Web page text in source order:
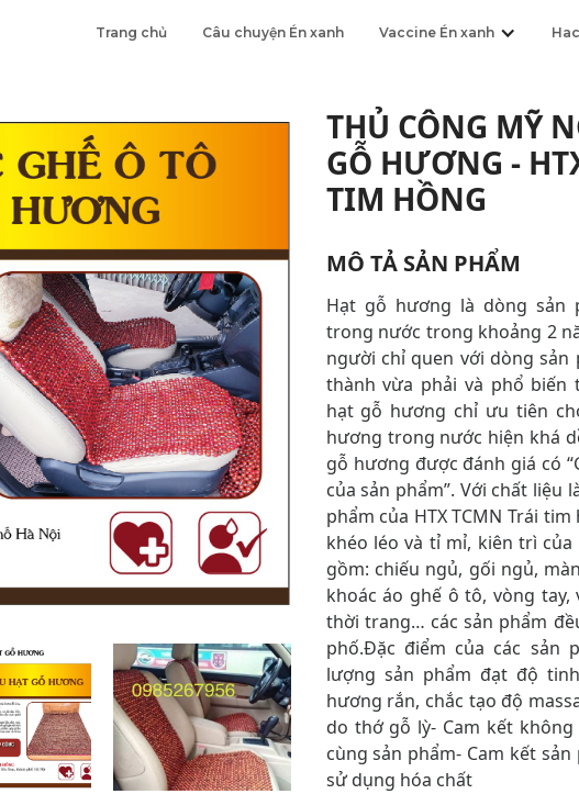
Trang chủ Câu chuyện Én xanh Vaccine Én xanh
THỦ CÔNG MỸ
GỖ HƯƠNG -
TIM HỒNG
MÔ TẢ SẢN PHẨM
Hạt gỗ hương là dòng sản
trong nước trong khoảng 2
người chỉ quen với dòng
thành vừa phải và phổ biến
hạt gỗ hương chỉ ưu tiên
hương trong nước hiện khá
gỗ hương được đánh giá có
của sản phẩm”. Với chất liệu
phẩm của HTX TCMN Trái
khéo léo và tỉ mỉ, kiên trì
gồm: chiếu ngủ, gối ngủ,
khoác áo ghế ô tô, vòng
thời trang… các sản phẩm
phố.Đặc điểm của các sản
lượng sản phẩm đạt độ
hương rắn, chắc tạo độ
do thớ gỗ lỳ- Cam kết
cùng sản phẩm- Cam kết
sử dụng hóa chất